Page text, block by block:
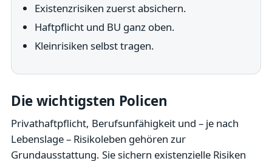
Existenzrisiken zuerst absichern.
Haftpflicht und BU ganz oben.
Kleinrisiken selbst tragen.
Die wichtigsten Policen
Privathaftpflicht, Berufsunfähigkeit und – je nach
Lebenslage – Risikoleben gehören zur
Grundausstattung. Sie sichern existenzielle Risiken